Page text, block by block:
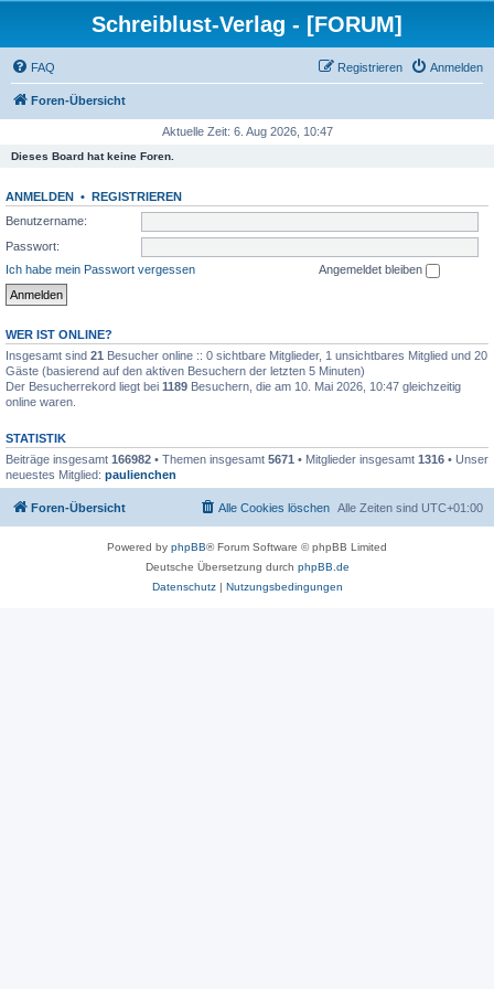
Schreiblust-Verlag - [FORUM]
FAQ Anmelden
Registrieren
Foren-Übersicht
Aktuelle Zeit: 6. Aug 2026, 10:47
Dieses Board hat keine Foren.
ANMELDEN • REGISTRIEREN
Benutzername:
Passwort:
Ich habe mein Passwort vergessen
Angemeldet bleiben
WER IST ONLINE?
Insgesamt sind 21 Besucher online :: 0 sichtbare Mitglieder, 1 unsichtbares Mitglied und 20
Gäste (basierend auf den aktiven Besuchern der letzten 5 Minuten)
Der Besucherrekord liegt bei 1189 Besuchern, die am 10. Mai 2026, 10:47 gleichzeitig
online waren.
STATISTIK
Beiträge insgesamt 166982 • Themen insgesamt 5671 • Mitglieder insgesamt 1316 • Unser
neuestes Mitglied: paulienchen
Foren-Übersicht Alle Zeiten sind UTC+01:00
Alle Cookies löschen
Powered by phpBB® Forum Software © phpBB Limited
Deutsche Übersetzung durch phpBB.de
Datenschutz| Nutzungsbedingungen